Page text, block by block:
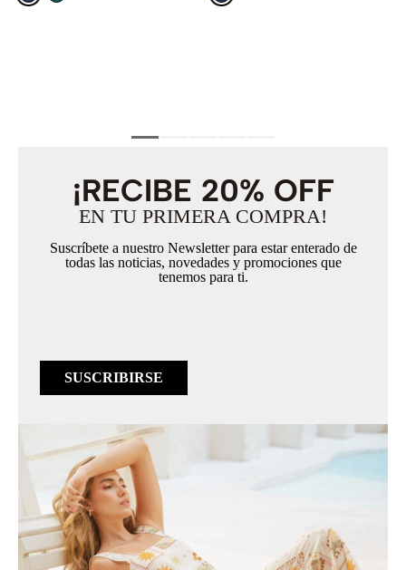
¡RECIBE 20% OFF
EN TU PRIMERA COMPRA!
Suscríbete a nuestro Newsletter para estar enterado de
todas las noticias, novedades y promociones que
tenemos para ti.
SUSCRIBIRSE